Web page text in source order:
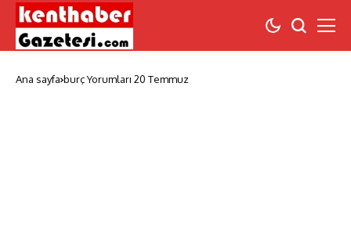
Ana sayfa burç Yorumları 20 Temmuz